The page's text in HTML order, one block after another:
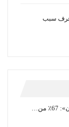
سبب